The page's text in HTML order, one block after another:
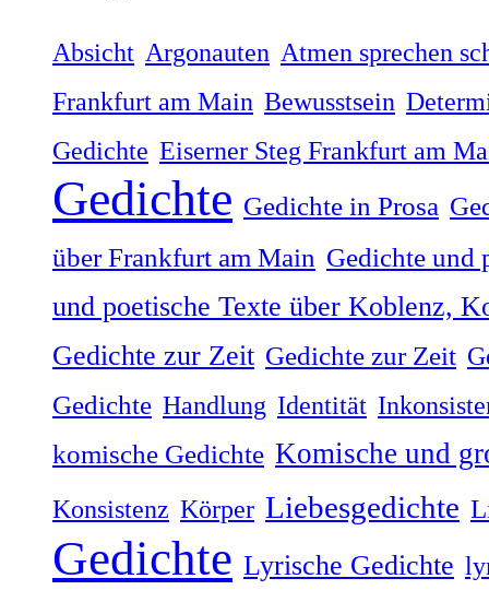
Absicht Argonauten Atmen sprechen
Frankfurt am Main Bewusstsein
Gedichte Eiserner Steg Frankfurt am
Gedichte Gedichte in Prosa
über Frankfurt am Main Gedichte und
und poetische Texte über Koblenz,
Gedichte zur Zeit Gedichte zur Zeit
Gedichte Handlung Identität
komische Gedichte Komische und
Konsistenz Körper Liebesgedichte
Gedichte Lyrische Gedichte